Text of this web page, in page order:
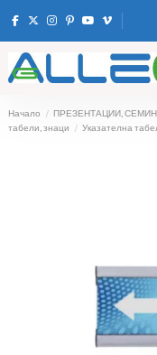
Начало ПРЕЗЕНТАЦИИ,
табели, знаци
Указателна